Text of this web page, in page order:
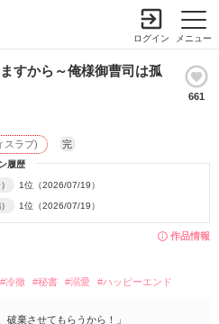
メニュー
ログイン
すから～俺様御曹司は孤
661
作品情報
履歴
1位（2026/07/19）
1位（2026/07/19）
スラブ) 完
#冷徹 #秘書 #溺愛 #ハッピーエンド
破棄させてもらうから！」